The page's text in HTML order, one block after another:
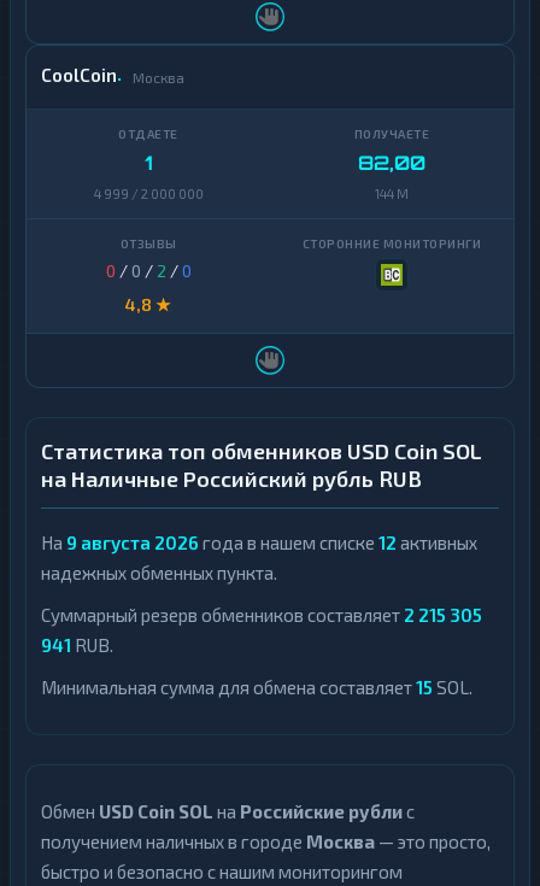
CoolCoin Москва
1
4 999 / 2 000 000
82,00
144 M
0 / 0 / 2 /0
4,8 ★
Статистика топ обменников USD Coin SOL
на Наличные Российский рубль RUB
На 9 августа 2026 года в нашем списке 12 активных
надежных обменных пункта.
Суммарный резерв обменников составляет 2 215 305
941 RUB.
Минимальная сумма для обмена составляет15 SOL.
Обмен USD Coin SOL на Российские рублис
получением наличных в городе Москва — это просто,
быстро и безопасно с нашим мониторингом